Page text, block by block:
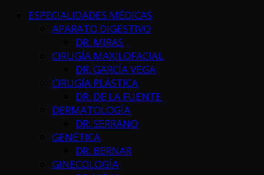
ESPECIALIDADES MÉDICAS
APARATO DIGESTIVO
DR. MIRAS
CIRUGÍA MAXILOFACIAL
DR. GARCÍA VEGA
CIRUGÍA PLÁSTICA
DR. DE LA FUENTE
DERMATOLOGÍA
DR. SERRANO
GENÉTICA
DR. BERNAR
GINECOLOGÍA